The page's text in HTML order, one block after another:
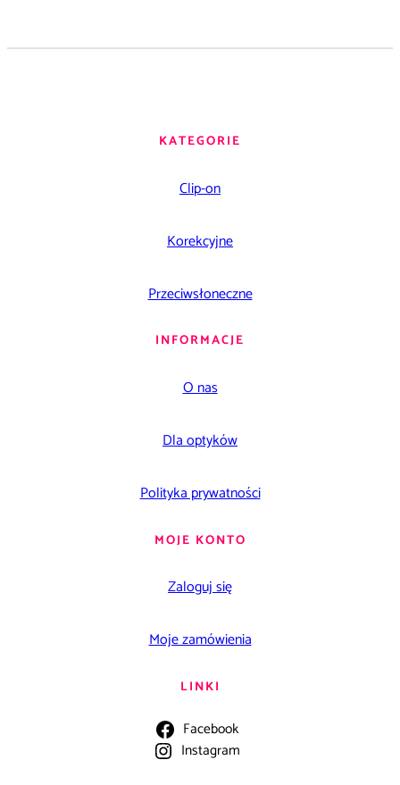
KATEGORIE
Clip-on
Korekcyjne
Przeciwsłoneczne
INFORMACJE
O nas
Dla optyków
Polityka prywatności
MOJE KONTO
Zaloguj się
Moje zamówienia
LINKI
Facebook
Instagram